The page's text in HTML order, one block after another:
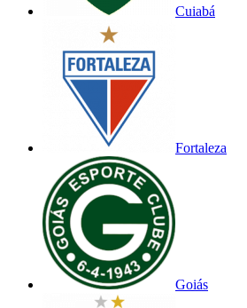
Cuiabá
Fortaleza
Goiás